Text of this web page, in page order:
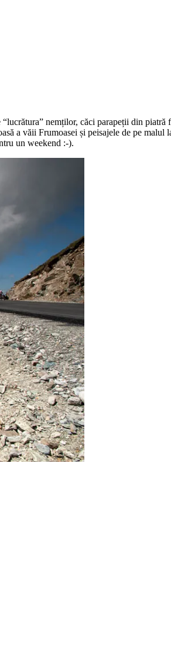
nemților, căci parapeții din piatră
a văii Frumoasei și peisajele de pe
un weekend :-).